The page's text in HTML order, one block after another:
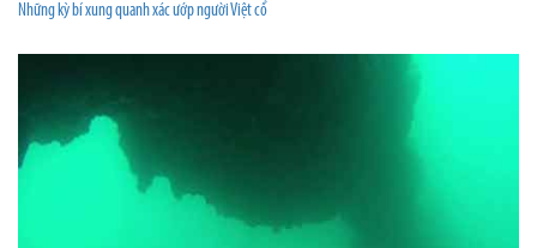
Những kỳ bí xung quanh xác ướp người Việt cổ